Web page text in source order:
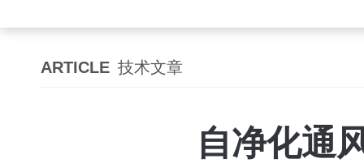
ARTICLE 技术文章
自净化通